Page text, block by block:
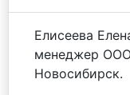
Елисеева
менеджер
Новосибирск.